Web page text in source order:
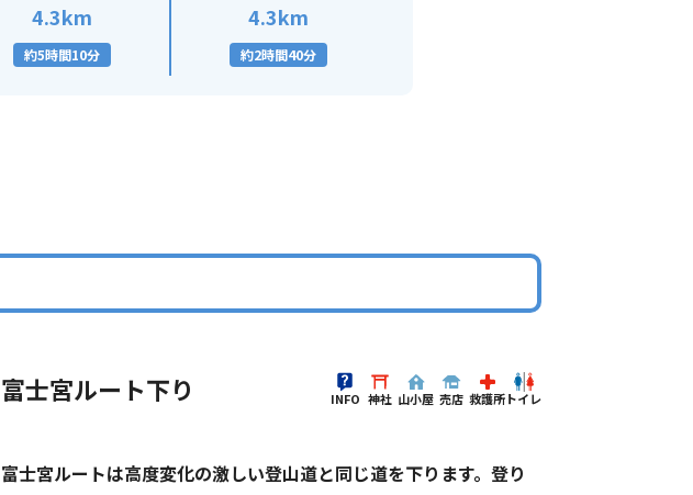
4.3km
約5時間10分
4.3km
約2時間40分
富士宮ルート下り INFO 神社 山小屋 売店 救護所トイレ
富士宮ルートは高度変化の激しい登山道と同じ道を下ります。登り